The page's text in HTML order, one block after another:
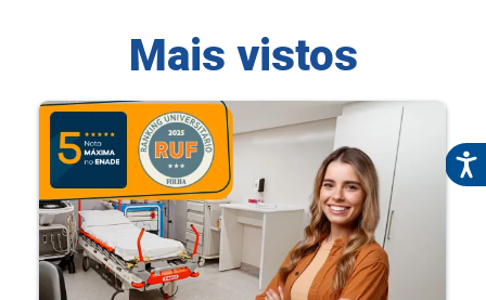
Mais vistos